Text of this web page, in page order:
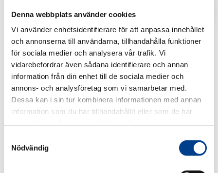
Denna webbplats använder cookies
Vi använder enhetsidentifierare för att anpassa innehållet
och annonserna till användarna, tillhandahålla funktioner
för sociala medier och analysera vår trafik. Vi
vidarebefordrar även sådana identifierare och annan
information från din enhet till de sociala medier och
annons- och analysföretag som vi samarbetar med.
Dessa kan i sin tur kombinera informationen med annan
information som du har tillhandahållit eller som de har
Nödvändig
Wrap For Women – det exklusiva
julpappret som gör gott
Förra årets succé är tillbaka – även i år har vi tagit fram
vårt vackra, specialdesignade julpapper som gör skillnad
för kvinnor. Varje såld rulle bidrar till ett hygien-kit till en
som man slår in årets julklappar. Pappersarken är
förpackade i en svart rulle som du kan ge bort i present
som den är. Även i år finns pappret i begränsad upplaga.